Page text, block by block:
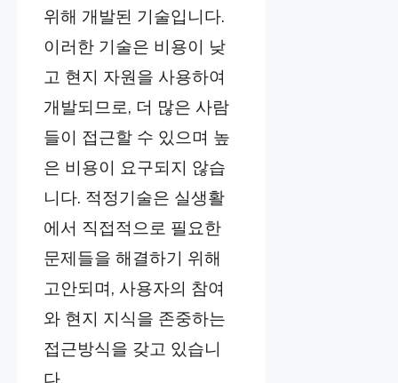
위해 개발된 기술입니다.
이러한 기술은 비용이 낮
고 현지 자원을 사용하여
개발되므로, 더 많은 사람
들이 접근할 수 있으며 높
은 비용이 요구되지 않습
니다. 적정기술은 실생활
에서 직접적으로 필요한
문제들을 해결하기 위해
고안되며, 사용자의 참여
와 현지 지식을 존중하는
접근방식을 갖고 있습니
다.